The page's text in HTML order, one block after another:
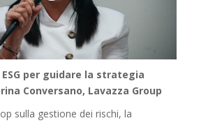
per guidare la strategia
Conversano, Lavazza Group
sulla gestione dei rischi, la